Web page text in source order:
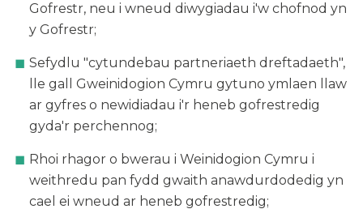
Gofrestr, neu i wneud diwygiadau i'w chofnod yn
y Gofrestr;
Sefydlu "cytundebau partneriaeth dreftadaeth",
lle gall Gweinidogion Cymru gytuno ymlaen llaw
ar gyfres o newidiadau i'r heneb gofrestredig
gyda'r perchennog;
Rhoi rhagor o bwerau i Weinidogion Cymru i
weithredu pan fydd gwaith anawdurdodedig yn
cael ei wneud ar heneb gofrestredig;